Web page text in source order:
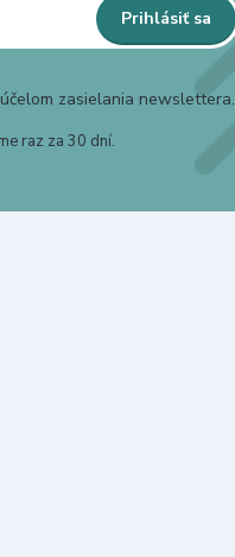
Prihlásiť sa
zasielania newslettera.
raz za 30 dní.